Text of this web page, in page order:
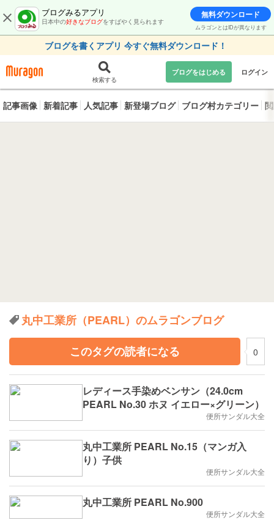
ブログみるアプリ
日本中の好きなブログをすばやく見られます
無料ダウンロード
ムラゴンとはIDが異なります
ブログを書くアプリ 今すぐ無料ダウンロード！
検索する
ブログをはじめる ログイン
記事画像 新着記事 人気記事 新登場ブログ ブログ村カテゴリー
丸中工業所（PEARL）のムラゴンブログ
このタグの読者になる
0
レディース手染めベンサン（24.0cm
PEARL No.30 ホヌ イエロー×グリーン）
便所サンダル大全
丸中工業所 PEARL No.15（マンガ入
り）子供
便所サンダル大全
丸中工業所 PEARL No.900
便所サンダル大全